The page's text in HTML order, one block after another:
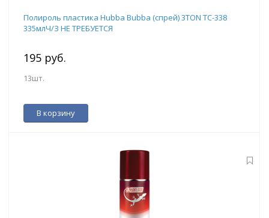
Полироль пластика Hubba Bubba (спрей) 3TON ТС-338
335млЧ/З НЕ ТРЕБУЕТСЯ
195 руб.
13шт.
В корзину